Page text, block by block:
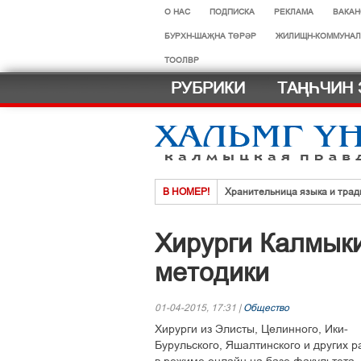
О НАС ПОДПИСКА РЕКЛАМА
БУРХН-ШАҖНА ТӨРӘР ЖИЛИЩН-
ТООЛВР
РУБРИКИ ТАҢҺЧИН
В НОМЕР! Хранительница языка и
Көдәрҗәдг һазрт олзлх
Хальмг эмчнрин ач-тусинь
Селәдт ирх сойлын земск
МАСТЕР-КЛАСС ДЛЯ
Хирурги
методики
01-04-2015, 17:31 | Общество
Хирурги из Элисты, Целинного, Ики-
Бурульского, Яшалтинского и других